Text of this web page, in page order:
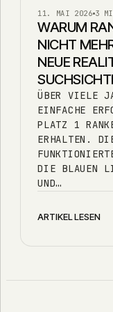
AI
11. MAI 2026 3
WARUM
NICHT
NEUE
ÜBER VIELE
EINFACHE
PLATZ 1
ERHALTEN.
DIE BLAUEN
UND…
ARTIKEL LESEN